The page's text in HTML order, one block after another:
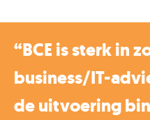
“BCE is sterk in
business/IT-
de uitvoering